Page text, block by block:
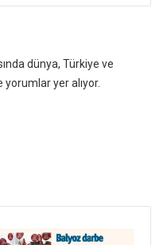
dünya, Türkiye ve
yer alıyor.